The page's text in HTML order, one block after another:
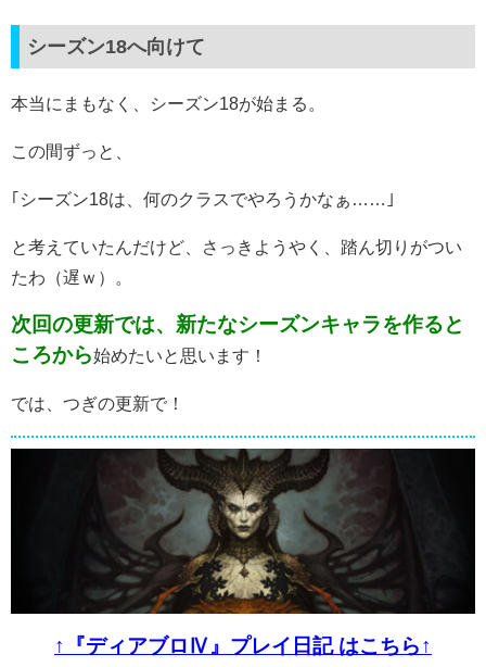
シーズン18へ向けて
本当にまもなく、シーズン18が始まる。
この間ずっと、
｢シーズン18は、何のクラスでやろうかなぁ……｣
と考えていたんだけど、さっきようやく、踏ん切りがつい
たわ（遅ｗ）。
次回の更新では、新たなシーズンキャラを作ると
ころから始めたいと思います！
では、つぎの更新で！
↑『ディアブロⅣ』プレイ日記 はこちら↑